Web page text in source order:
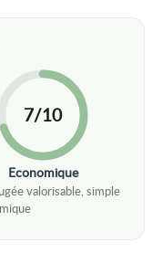
7/10
Economique